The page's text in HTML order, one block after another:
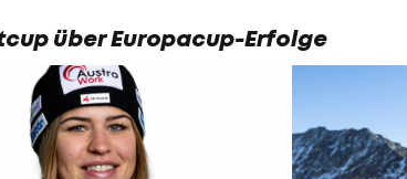
über Europacup-Erfolge